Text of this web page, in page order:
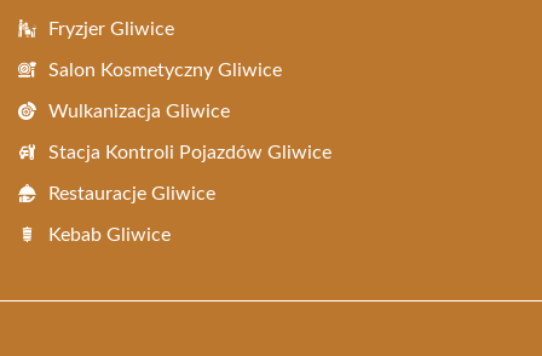
Fryzjer Gliwice
Salon Kosmetyczny Gliwice
Wulkanizacja Gliwice
Stacja Kontroli Pojazdów Gliwice
Restauracje Gliwice
Kebab Gliwice